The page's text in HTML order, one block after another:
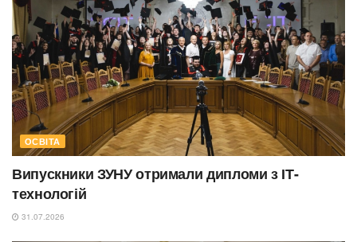
ОСВІТА
Випускники ЗУНУ отримали дипломи з ІТ-
технологій
31.07.2026